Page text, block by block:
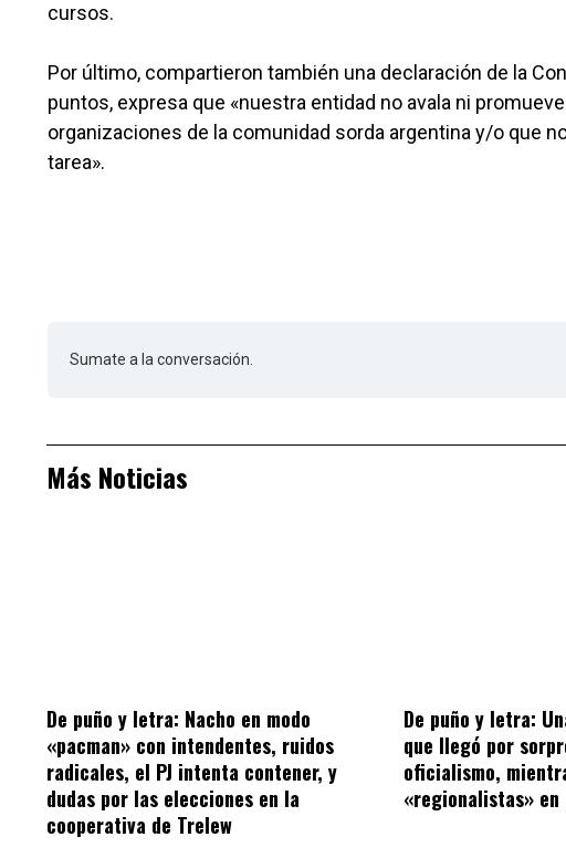
cursos.
Por último, compartieron también una declaración de la
puntos, expresa que «nuestra entidad no avala ni
organizaciones de la comunidad sorda argentina y/o que
tarea».
Sumate a la conversación.
Más Noticias
De puño y letra: Nacho en modo
«pacman» con intendentes, ruidos
radicales, el PJ intenta contener, y
dudas por las elecciones en la
cooperativa de Trelew
De puño y letra:
que llegó por
oficialismo,
«regionalistas» en